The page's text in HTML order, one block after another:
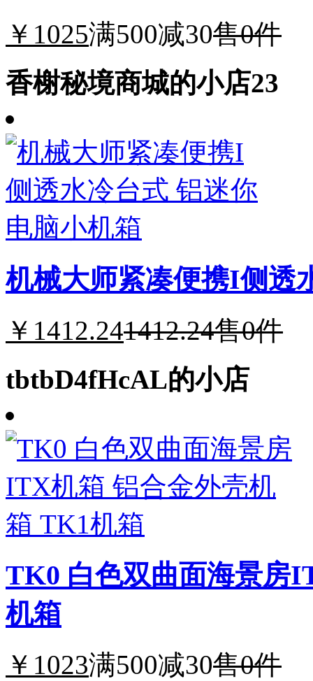
￥1025满500减30售0件
香榭秘境商城的小店23
机械大师紧凑便携I侧透
￥1412.241412.24售0件
tbtbD4fHcAL的小店
TK0 白色双曲面海景房
机箱
￥1023满500减30售0件